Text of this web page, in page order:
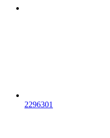
2296301